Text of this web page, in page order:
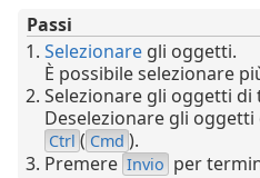
Passi
Selezionare gli oggetti.
È possibile selezionare
Selezionare gli oggetti di
Deselezionare gli
Ctrl ( Cmd ).
Premere Invio per